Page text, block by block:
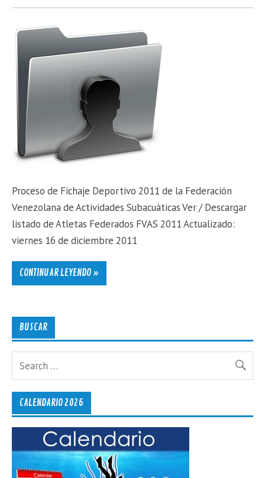
Proceso de Fichaje Deportivo 2011 de la Federación
Venezolana de Actividades Subacuáticas Ver / Descargar
listado de Atletas Federados FVAS 2011 Actualizado:
viernes 16 de diciembre 2011
CONTINUAR LEYENDO »
BUSCAR
CALENDARIO 2026